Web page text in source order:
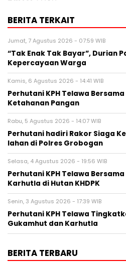
BERITA TERKAIT
Jumat, 7 Agustus 2026 - 07:59 WIB
“Tak Enak Tak Bayar”, Durian
Kepercayaan Warga
Kamis, 6 Agustus 2026 - 14:41 WIB
Perhutani KPH Telawa
Ketahanan Pangan
Rabu, 5 Agustus 2026 - 14:07 WIB
Perhutani hadiri Rakor Siaga
lahan di Polres Grobogan
Selasa, 4 Agustus 2026 - 19:56 WIB
Perhutani KPH Telawa
Karhutla di Hutan KHDPK
Senin, 3 Agustus 2026 - 17:39 WIB
Perhutani KPH Telawa
Gukamhut dan Karhutla
BERITA TERBARU